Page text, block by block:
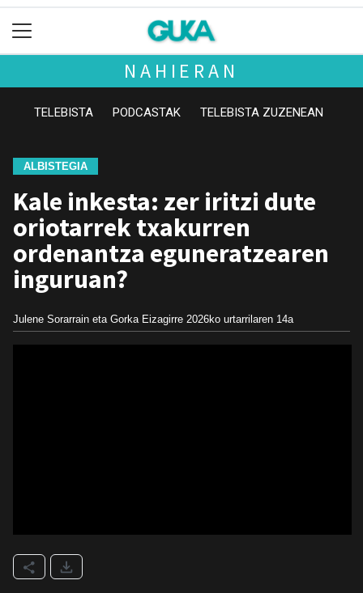
NAHIERAN
TELEBISTA PODCASTAK TELEBISTA ZUZENEAN
ALBISTEGIA
Kale inkesta: zer iritzi dute
oriotarrek txakurren
ordenantza eguneratzearen
inguruan?
Julene Sorarrain eta Gorka Eizagirre 2026ko urtarrilaren 14a